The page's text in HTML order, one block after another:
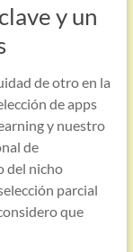
y un
de otro en la
de apps
y nuestro
de
del nicho
parcial
que